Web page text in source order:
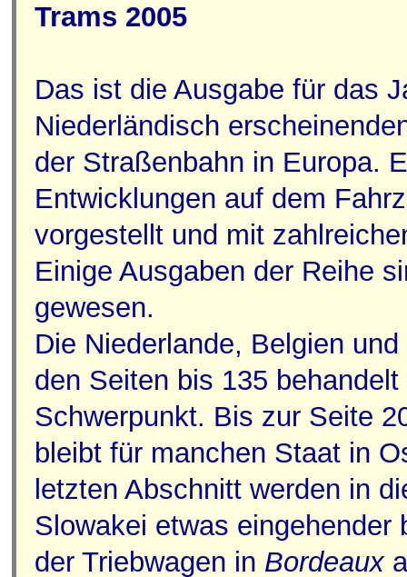
Trams 2005
Das ist die Ausgabe für das
Niederländisch
der Straßenbahn in Europa.
Entwicklungen auf dem
vorgestellt und mit
Einige Ausgaben der Reihe
gewesen.
Die Niederlande, Belgien
den Seiten bis 135
Schwerpunkt. Bis zur Seite
bleibt für manchen Staat in
letzten Abschnitt werden in
Slowakei etwas eingehender
der Triebwagen in Bordeaux